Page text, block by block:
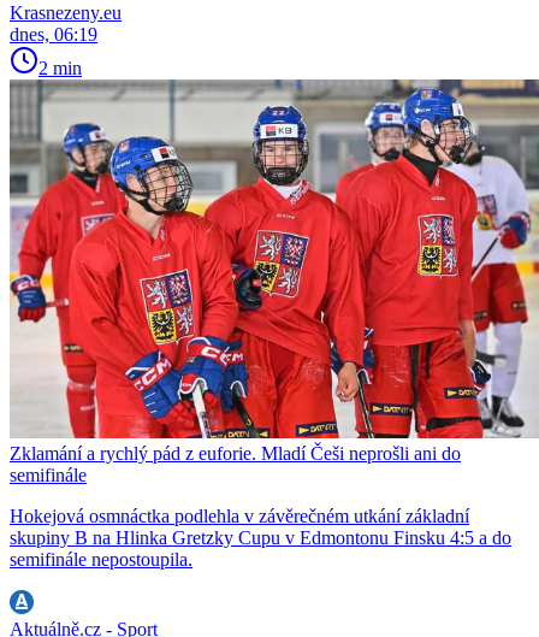
Krasnezeny.eu
dnes, 06:19
2 min
Zklamání a rychlý pád z euforie. Mladí Češi neprošli ani do
semifinále
Hokejová osmnáctka podlehla v závěrečném utkání základní
skupiny B na Hlinka Gretzky Cupu v Edmontonu Finsku 4:5 a do
semifinále nepostoupila.
Aktuálně.cz - Sport